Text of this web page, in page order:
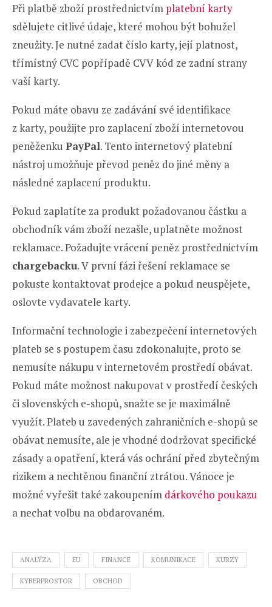
Při platbě zboží prostřednictvím platební karty
sdělujete citlivé údaje, které mohou být bohužel
zneužity. Je nutné zadat číslo karty, její platnost,
třímístný CVC popřípadě CVV kód ze zadní strany
vaší karty.
Pokud máte obavu ze zadávání své identifikace
z karty, použijte pro zaplacení zboží internetovou
peněženku PayPal. Tento internetový platební
nástroj umožňuje převod peněz do jiné měny a
následné zaplacení produktu.
Pokud zaplatíte za produkt požadovanou částku a
obchodník vám zboží nezašle, uplatněte možnost
reklamace. Požadujte vrácení peněz prostřednictvím
chargebacku. V první fázi řešení reklamace se
pokuste kontaktovat prodejce a pokud neuspějete,
oslovte vydavatele karty.
Informační technologie i zabezpečení internetových
plateb se s postupem času zdokonalujte, proto se
nemusíte nákupu v internetovém prostředí obávat.
Pokud máte možnost nakupovat v prostředí českých
či slovenských e-shopů, snažte se je maximálně
využít. Plateb u zavedených zahraničních e-shopů se
obávat nemusíte, ale je vhodné dodržovat specifické
zásady a opatření, která vás ochrání před zbytečným
rizikem a nechtěnou finanční ztrátou. Vánoce je
možné vyřešit také zakoupením dárkového poukazu
a nechat volbu na obdarovaném.
ANALÝZA EU FINANCE KOMUNIKACE KURZY
KYBERPROSTOR OBCHOD